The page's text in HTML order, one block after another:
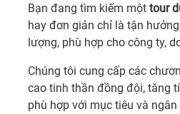
Bạn đang tìm kiếm một tour
hay đơn giản chỉ là tận
lượng, phù hợp cho công ty,
Chúng tôi cung cấp các
cao tinh thần đồng đội, tăng
phù hợp với mục tiêu và